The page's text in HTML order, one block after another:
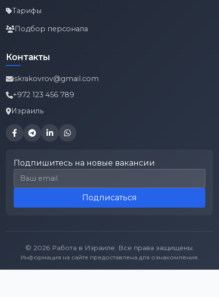
Тарифы
Подбор персонала
Контакты
iskrakovrov@gmail.com
+972 123 456 789
Израиль
Подпишитесь на новые вакансии
Email для подписки
Подписаться
© 2026 Работа в Израиле. Все права защищены.
Информация на сайте предоставлена для ознакомления.